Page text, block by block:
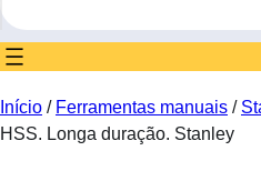
e
a
r
h
Início / Ferramentas manuais /
HSS. Longa duração. Stanley